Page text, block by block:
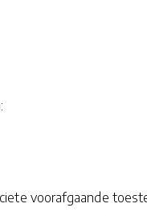
voorafgaande